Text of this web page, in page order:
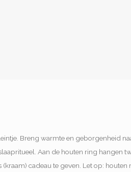
Breng warmte en geborgenheid
Aan de houten ring
cadeau te geven. Let op: